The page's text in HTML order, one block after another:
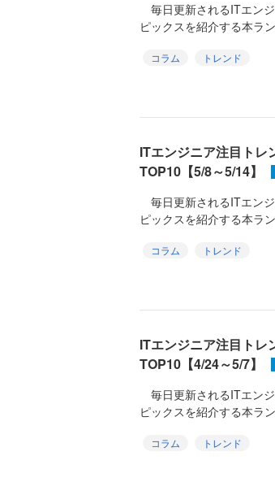
毎日更新されるITエン
ピックスを紹介する本ラ
コラム
トレンド
ITエンジニア注目トレ
TOP10【5/8～5/14】
毎日更新されるITエン
ピックスを紹介する本ラ
コラム
トレンド
ITエンジニア注目トレ
TOP10【4/24～5/7】
毎日更新されるITエン
ピックスを紹介する本ラ
コラム
トレンド